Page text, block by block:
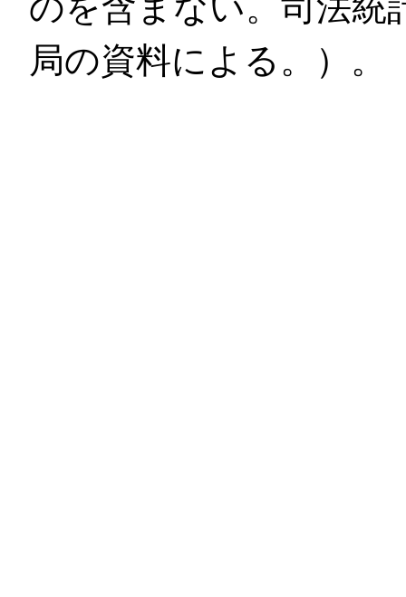
のを含まない。司法統
局の資料による。）。